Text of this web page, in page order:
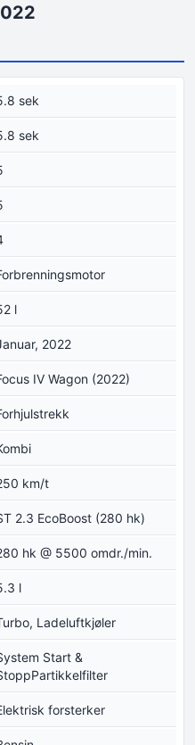
sek
sek
l
2022
IV Wagon (2022)
km/t
2.3 EcoBoost (280 hk)
hk @ 5500 omdr./min.
l
Ladeluftkjøler
Start &
forsterker